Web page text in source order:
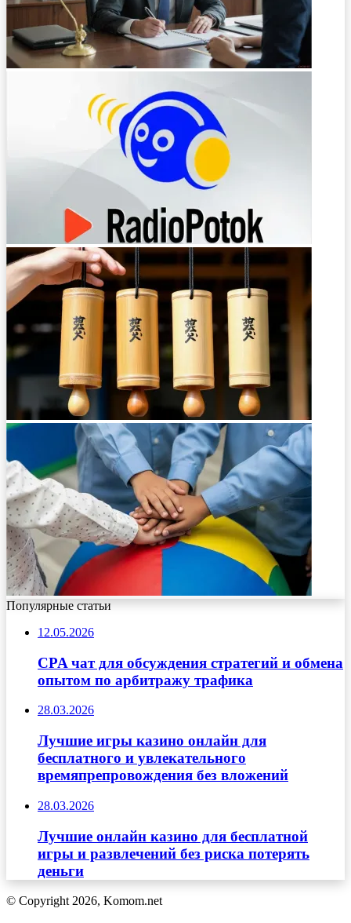
Популярные статьи
12.05.2026
CPA чат для обсуждения стратегий и обмена
опытом по арбитражу трафика
28.03.2026
Лучшие игры казино онлайн для
бесплатного и увлекательного
времяпрепровождения без вложений
28.03.2026
Лучшие онлайн казино для бесплатной
игры и развлечений без риска потерять
деньги
© Copyright 2026, Komom.net